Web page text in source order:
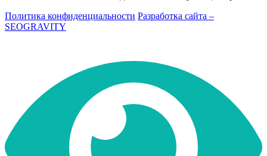
Политика конфиденциальности Разработка сайта –
SEOGRAVITY